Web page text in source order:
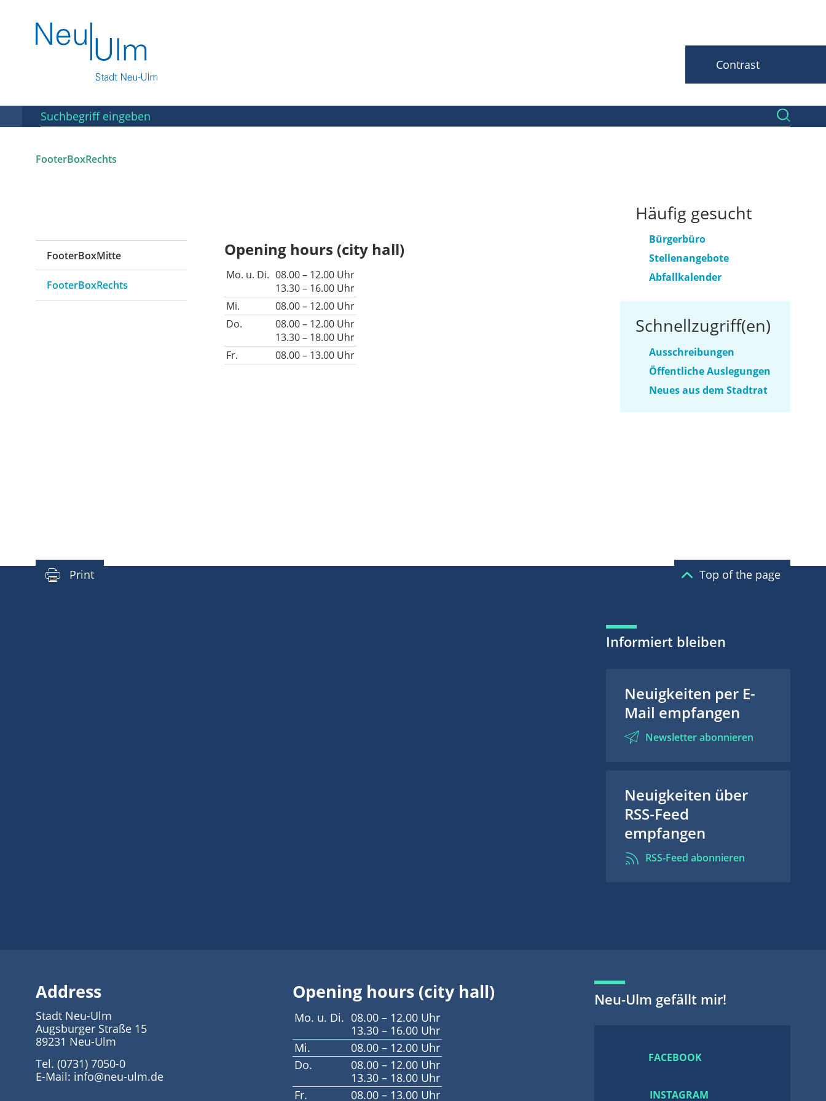
Contrast
FooterBoxRechts
FooterBoxMitte
FooterBoxRechts
Opening hours (city hall)
Mo. u. Di. 08.00 – 12.00 Uhr
13.30 – 16.00 Uhr
Mi.
08.00 – 12.00 Uhr
Do.
08.00 – 12.00 Uhr
13.30 – 18.00 Uhr
Fr.
08.00 – 13.00 Uhr
Häufig gesucht
Bürgerbüro
Stellenangebote
Abfallkalender
Schnellzugriff(en)
Ausschreibungen
Öffentliche Auslegungen
Neues aus dem Stadtrat
Print Top of the page
Informiert bleiben
Neuigkeiten per E-
Mail empfangen
Newsletter abonnieren
Neuigkeiten über
RSS-Feed
empfangen
RSS-Feed abonnieren
Address
Stadt Neu-Ulm
Augsburger Straße 15
89231 Neu-Ulm
Tel. (0731) 7050-0
E-Mail: info@neu-ulm.de
Opening hours (city hall)
Mo. u. Di. 08.00 – 12.00 Uhr
13.30 – 16.00 Uhr
Mi.
08.00 – 12.00 Uhr
Do.
08.00 – 12.00 Uhr
13.30 – 18.00 Uhr
Fr.
08.00 – 13.00 Uhr
Neu-Ulm gefällt mir!
FACEBOOK
INSTAGRAM